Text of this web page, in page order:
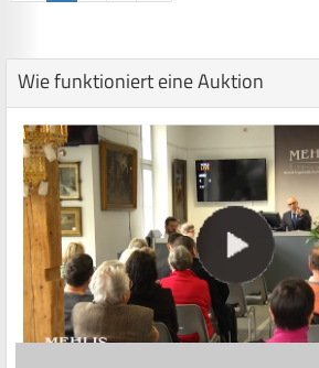
Wie funktioniert eine Auktion